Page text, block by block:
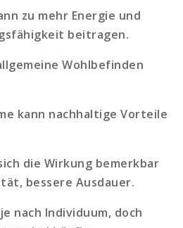
zu mehr Energie und
beitragen.
Wohlbefinden
kann nachhaltige Vorteile
die Wirkung bemerkbar
bessere Ausdauer.
nach Individuum, doch